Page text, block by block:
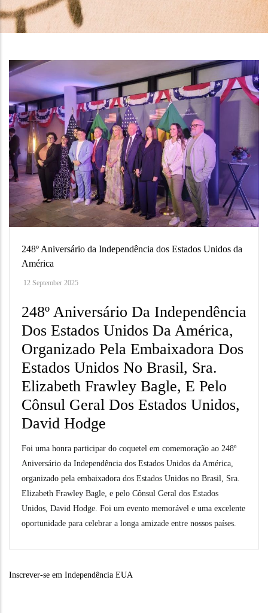
248º Aniversário da Independência dos Estados Unidos da
América
12 September 2025
248º Aniversário Da Independência
Dos Estados Unidos Da América,
Organizado Pela Embaixadora Dos
Estados Unidos No Brasil, Sra.
Elizabeth Frawley Bagle, E Pelo
Cônsul Geral Dos Estados Unidos,
David Hodge
Foi uma honra participar do coquetel em comemoração ao 248º
Aniversário da Independência dos Estados Unidos da América,
organizado pela embaixadora dos Estados Unidos no Brasil, Sra.
Elizabeth Frawley Bagle, e pelo Cônsul Geral dos Estados
Unidos, David Hodge. Foi um evento memorável e uma excelente
oportunidade para celebrar a longa amizade entre nossos países.
Inscrever-se em Independência EUA